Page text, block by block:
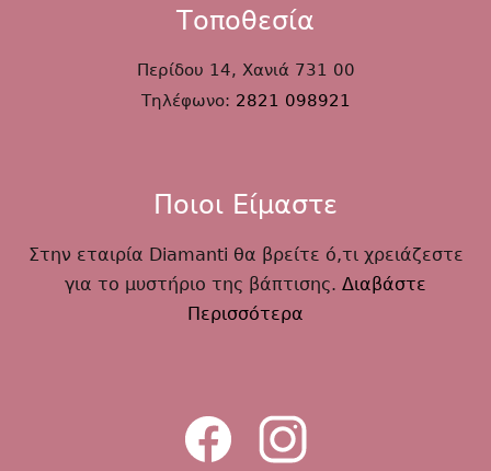
Τοποθεσία
Περίδου 14, Χανιά 731 00
Τηλέφωνο: 2821 098921
Ποιοι Είμαστε
Στην εταιρία Diamanti θα βρείτε ό,τι χρειάζεστε
για το μυστήριο της βάπτισης. Διαβάστε
Περισσότερα